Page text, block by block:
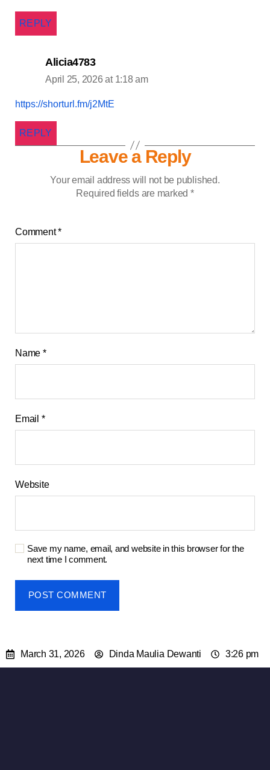
REPLY
Alicia4783
April 25, 2026 at 1:18 am
https://shorturl.fm/j2MtE
REPLY
Leave a Reply
Your email address will not be published.
Required fields are marked *
Comment*
Name *
Email *
Website
Save my name, email, and website in this browser for the
next time I comment.
March 31, 2026 Dinda Maulia Dewanti 3:26 pm